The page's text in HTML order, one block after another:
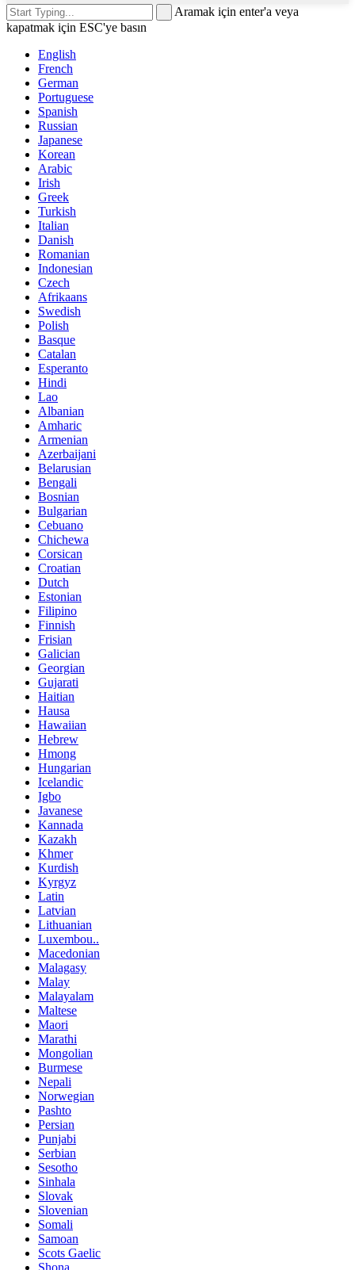
Aramak için enter'a veya
kapatmak için ESC'ye basın
English
French
German
Portuguese
Spanish
Russian
Japanese
Korean
Arabic
Irish
Greek
Turkish
Italian
Danish
Romanian
Indonesian
Czech
Afrikaans
Swedish
Polish
Basque
Catalan
Esperanto
Hindi
Lao
Albanian
Amharic
Armenian
Azerbaijani
Belarusian
Bengali
Bosnian
Bulgarian
Cebuano
Chichewa
Corsican
Croatian
Dutch
Estonian
Filipino
Finnish
Frisian
Galician
Georgian
Gujarati
Haitian
Hausa
Hawaiian
Hebrew
Hmong
Hungarian
Icelandic
Igbo
Javanese
Kannada
Kazakh
Khmer
Kurdish
Kyrgyz
Latin
Latvian
Lithuanian
Luxembou..
Macedonian
Malagasy
Malay
Malayalam
Maltese
Maori
Marathi
Mongolian
Burmese
Nepali
Norwegian
Pashto
Persian
Punjabi
Serbian
Sesotho
Sinhala
Slovak
Slovenian
Somali
Samoan
Scots Gaelic